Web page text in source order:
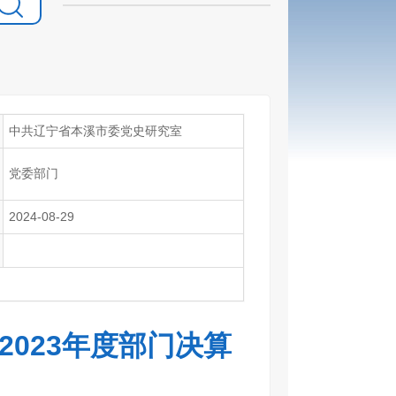
中共辽宁省本溪市委党史研究室
党委部门
2024-08-29
年度部门决算